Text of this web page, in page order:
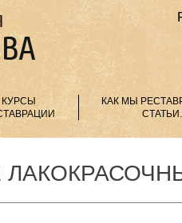
КУРСЫ
КАК МЫ
СТАТЬИ.